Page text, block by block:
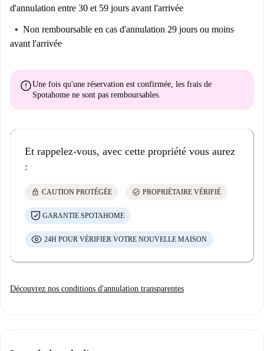
d'annulation entre 30 et 59 jours avant l'arrivée
Non remboursable en cas d'annulation 29 jours ou moins
avant l'arrivée
errorUne fois qu'une réservation est confirmée, les frais de
Spotahome ne sont pas remboursables.
Et rappelez-vous, avec cette propriété vous aurez
:
lock CAUTION PROTÉGÉE check_circle PROPRIÉTAIRE VÉRIFIÉ
GARANTIE SPOTAHOME
24H POUR VÉRIFIER VOTRE NOUVELLE MAISON
Découvrez nos conditions d'annulation transparentes